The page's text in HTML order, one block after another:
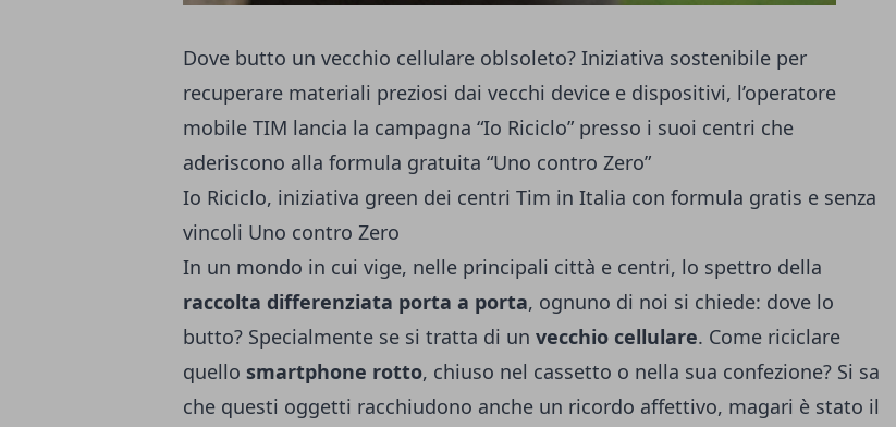
Dove butto un vecchio cellulare oblsoleto? Iniziativa sostenibile per
recuperare materiali preziosi dai vecchi device e dispositivi, l’operatore
mobile TIM lancia la campagna “Io Riciclo” presso i suoi centri che
aderiscono alla formula gratuita “Uno contro Zero”
Io Riciclo, iniziativa green dei centri Tim in Italia con formula gratis e senza
vincoli Uno contro Zero
In un mondo in cui vige, nelle principali città e centri, lo spettro della
raccolta differenziata porta a porta, ognuno di noi si chiede: dove lo
butto? Specialmente se si tratta di un vecchio cellulare. Come riciclare
quello smartphone rotto, chiuso nel cassetto o nella sua confezione? Si sa
che questi oggetti racchiudono anche un ricordo affettivo, magari è stato il